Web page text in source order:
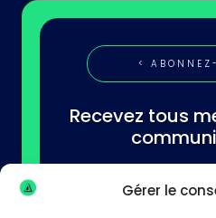
Gérer le
<
Recevez tous